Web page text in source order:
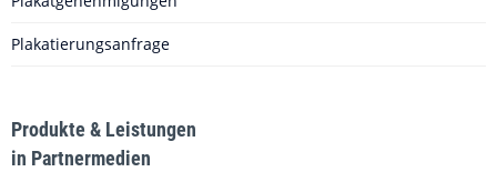
Plakatierungsanfrage
Produkte & Leistungen
in Partnermedien